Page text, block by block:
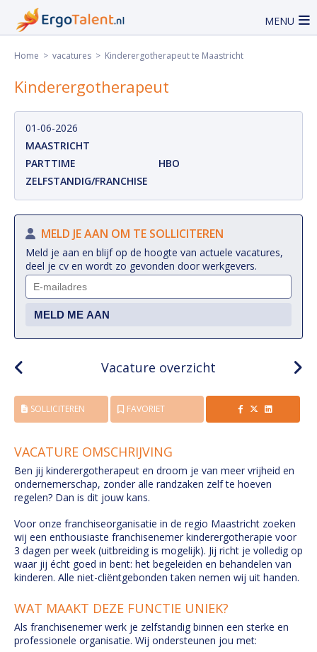
MENU
Home > vacatures > Kinderergotherapeut te Maastricht
Kinderergotherapeut
01-06-2026
MAASTRICHT
PARTTIME
HBO
ZELFSTANDIG/FRANCHISE
MELD JE AAN OM TE SOLLICITEREN
Meld je aan en blijf op de hoogte van actuele vacatures,
deel je cv en wordt zo gevonden door werkgevers.
Vacature overzicht
SOLLICITEREN FAVORIET
VACATURE OMSCHRIJVING
Ben jij kinderergotherapeut en droom je van meer vrijheid en
ondernemerschap, zonder alle randzaken zelf te hoeven
regelen? Dan is dit jouw kans.
Voor onze franchiseorganisatie in de regio Maastricht zoeken
wij een enthousiaste franchisenemer kinderergotherapie voor
3 dagen per week (uitbreiding is mogelijk). Jij richt je volledig op
waar jij écht goed in bent: het begeleiden en behandelen van
kinderen. Alle niet-cliëntgebonden taken nemen wij uit handen.
WAT MAAKT DEZE FUNCTIE UNIEK?
Als franchisenemer werk je zelfstandig binnen een sterke en
professionele organisatie. Wij ondersteunen jou met: